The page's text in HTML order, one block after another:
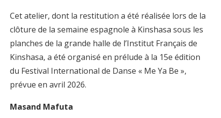
Cet atelier, dont la restitution a été réalisée lors de la
clôture de la semaine espagnole à Kinshasa sous les
planches de la grande halle de l’Institut Français de
Kinshasa, a été organisé en prélude à la 15e édition
du Festival International de Danse « Me Ya Be »,
prévue en avril 2026.
Masand Mafuta